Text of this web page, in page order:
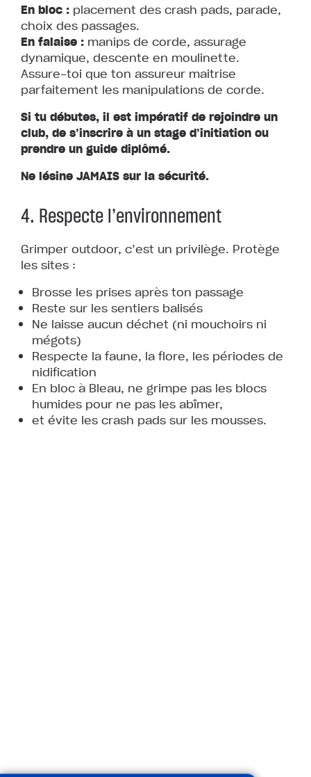
En bloc : placement des crash pads, parade,
choix des passages.
En falaise : manips de corde, assurage
dynamique, descente en moulinette.
Assure-toi que ton assureur maitrise
parfaitement les manipulations de corde.
Si tu débutes, il est impératif de rejoindre un
club, de s’inscrire à un stage d’initiation ou
prendre un guide diplômé.
Ne lésine JAMAIS sur la sécurité.
4. Respecte l’environnement
Grimper outdoor, c’est un privilège. Protège
les sites :
Brosse les prises après ton passage
Reste sur les sentiers balisés
Ne laisse aucun déchet (ni mouchoirs ni
mégots)
Respecte la faune, la flore, les périodes de
nidification
En bloc à Bleau, ne grimpe pas les blocs
humides pour ne pas les abîmer,
et évite les crash pads sur les mousses.